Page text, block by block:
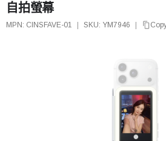
自拍螢幕
MPN: CINSFAVE-01 SKU: YM7946